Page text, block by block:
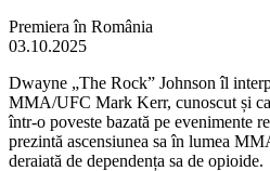
Premiera în România
03.10.2025
Dwayne „The Rock” Johnson îl
MMA/UFC Mark Kerr, cunoscut și
într-o poveste bazată pe evenimente
prezintă ascensiunea sa în lumea
deraiată de dependența sa de opioide.